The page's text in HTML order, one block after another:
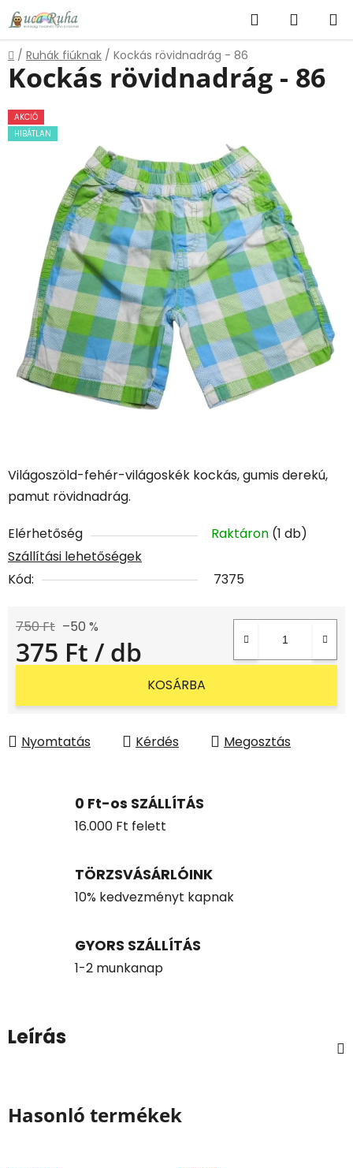
Ugrás
fő
tartalomhoz
KeresésKOSÁR
Kezdőlap
/ Ruhák fiúknak / Kockás rövidnadrág - 86
Világoszöld-fehér-világoskék kockás, gumis derekú,
pamut rövidnadrág.
Elérhetőség Raktáron (1 db)
Szállítási lehetőségek
Kód:
7375
750 Ft –50 %
375 Ft / db
KOSÁRBA
Nyomtatás Kérdés Megosztás
Kockás rövidnadrág - 86
AKCIÓ
HIBÁTLAN
0 Ft-os SZÁLLÍTÁS
16.000 Ft felett
TÖRZSVÁSÁRLÓINK
10% kedvezményt kapnak
GYORS SZÁLLÍTÁS
1-2 munkanap
Leírás
Hasonló termékek